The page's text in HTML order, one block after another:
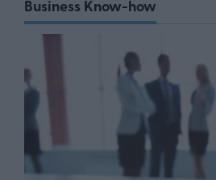
Business Know-how